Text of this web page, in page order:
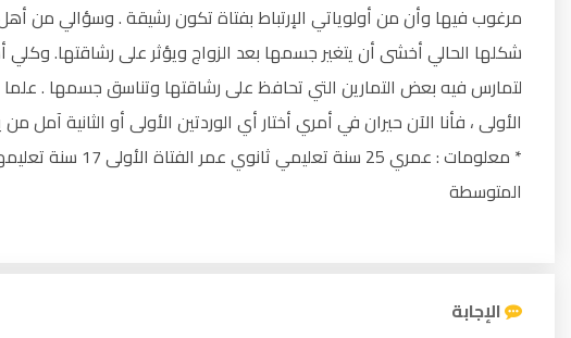
مرغوب فيها وأن من أولوياتي الإرتباط بفتاة تكون رشيقة . وسؤالي من أهل
شكلها الحالي أخشى أن يتغير جسمها بعد الزواج ويؤثر على رشاقتها.
لتمارس فيه بعض التمارين التي تحافظ على رشاقتها وتناسق جسمها . علما
الأولى ، فأنا الآن حيران في أمري أختار أي الوردتين الأولى أو الثانية
المتوسطة
الإجابة